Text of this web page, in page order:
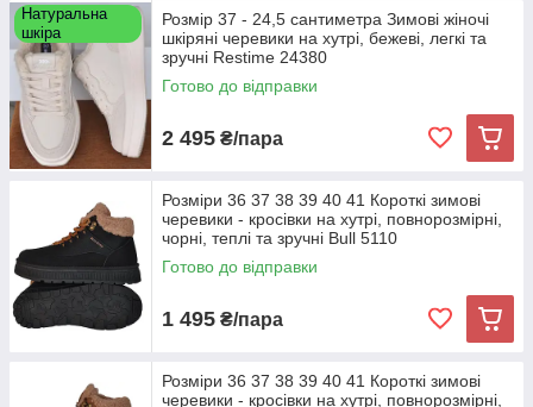
Натуральна
шкіра
Розмір 37 - 24,5 сантиметра Зимові жіночі
шкіряні черевики на хутрі, бежеві, легкі та
зручні Restime 24380
Готово до відправки
2 495 ₴/пара
Розміри 36 37 38 39 40 41 Короткі зимові
черевики - кросівки на хутрі, повнорозмірні,
чорні, теплі та зручні Bull 5110
Готово до відправки
1 495 ₴/пара
Розміри 36 37 38 39 40 41 Короткі зимові
черевики - кросівки на хутрі, повнорозмірні,